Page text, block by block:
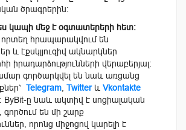
ծրագրերին։
կապի մեջ է օգտատերերի հետ։
որտեղ հրապարակվում են
և էքսկլյուզիվ ակնարկներ
իրադարձությունների վերաբերյալ։
գործարկվել են նաև առցանց
Telegram, Twitterև Vkontakte
ByBit-ը նաև ակտիվ է սոցիալական
են մի շարք
որոնց միջոցով կարելի է